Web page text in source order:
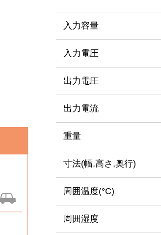
入力容量
入力電圧
出力電圧
出力電流
重量
寸法(幅,高さ,奥行)
周囲温度(°C)
周囲湿度